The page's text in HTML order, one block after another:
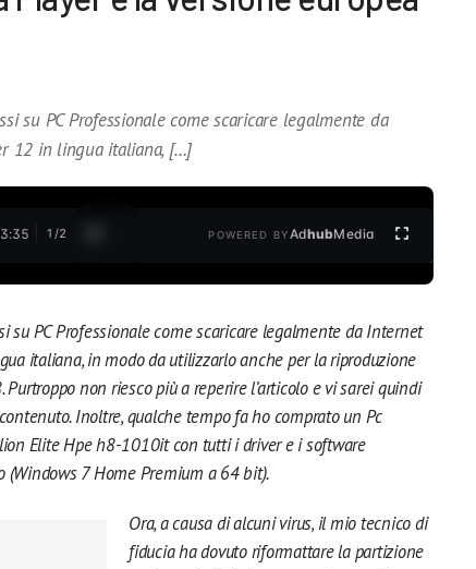
su PC Professionale come scaricare legalmente da
12 in lingua italiana, […]
3:35 1 /2 POWERED BYAdhubMedia
su PC Professionale come scaricare legalmente da Internet
italiana, in modo da utilizzarlo anche per la riproduzione
non riesco più a reperire l’articolo e vi sarei quindi
Inoltre, qualche tempo fa ho comprato un Pc
Elite Hpe h8-1010it con tutti i driver e i software
7 Home Premium a 64 bit).
Ora, a causa di alcuni virus, il mio tecnico di
fiducia ha dovuto riformattare la partizione